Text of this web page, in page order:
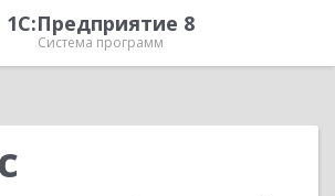
1С:Предприятие 8
Система программ